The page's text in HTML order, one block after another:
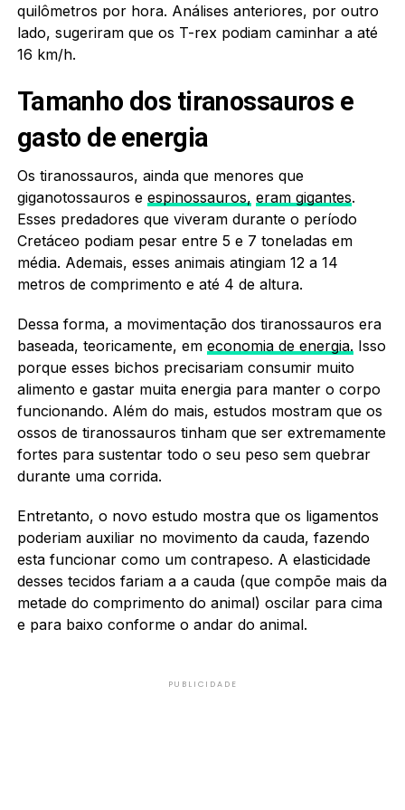
quilômetros por hora. Análises anteriores, por outro
lado, sugeriram que os T-rex podiam caminhar a até
16 km/h.
Tamanho dos tiranossauros e
gasto de energia
Os tiranossauros, ainda que menores que
giganotossauros e espinossauros, eram gigantes.
Esses predadores que viveram durante o período
Cretáceo podiam pesar entre 5 e 7 toneladas em
média. Ademais, esses animais atingiam 12 a 14
metros de comprimento e até 4 de altura.
Dessa forma, a movimentação dos tiranossauros era
baseada, teoricamente, em economia de energia. Isso
porque esses bichos precisariam consumir muito
alimento e gastar muita energia para manter o corpo
funcionando. Além do mais, estudos mostram que os
ossos de tiranossauros tinham que ser extremamente
fortes para sustentar todo o seu peso sem quebrar
durante uma corrida.
Entretanto, o novo estudo mostra que os ligamentos
poderiam auxiliar no movimento da cauda, fazendo
esta funcionar como um contrapeso. A elasticidade
desses tecidos fariam a a cauda (que compõe mais da
metade do comprimento do animal) oscilar para cima
e para baixo conforme o andar do animal.
PUBLICIDADE